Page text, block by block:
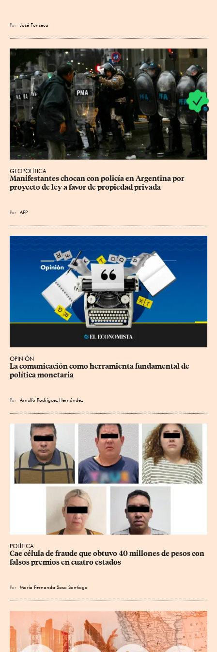
Por José Fonseca
GEOPOLÍTICA
Manifestantes chocan con policía en Argentina por
proyecto de ley a favor de propiedad privada
Por AFP
OPINIÓN
La comunicación como herramienta fundamental de
política monetaria
Por Arnulfo Rodríguez Hernández
POLÍTICA
Cae célula de fraude que obtuvo 40 millones de pesos con
falsos premios en cuatro estados
Por María Fernanda Sosa Santiago